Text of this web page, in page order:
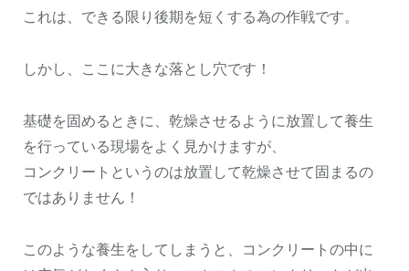
これは、できる限り後期を短くする為の作戦です。
しかし、ここに大きな落とし穴です！
基礎を固めるときに、乾燥させるように放置して養生
を行っている現場をよく見かけますが、
コンクリートというのは放置して乾燥させて固まるの
ではありません！
このような養生をしてしまうと、コンクリートの中に